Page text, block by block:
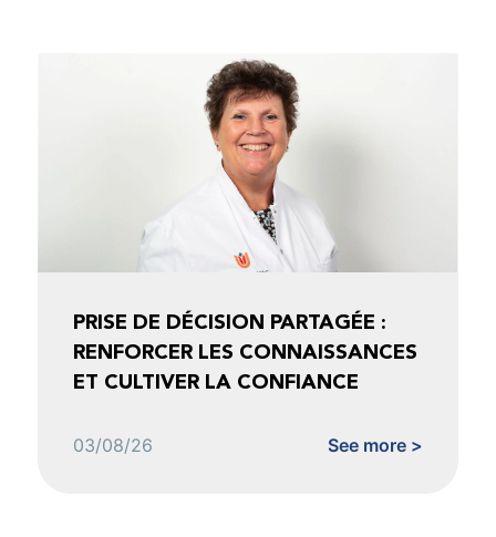
PRISE DE DÉCISION PARTAGÉE :
RENFORCER LES CONNAISSANCES
ET CULTIVER LA CONFIANCE
03/08/26 See more >